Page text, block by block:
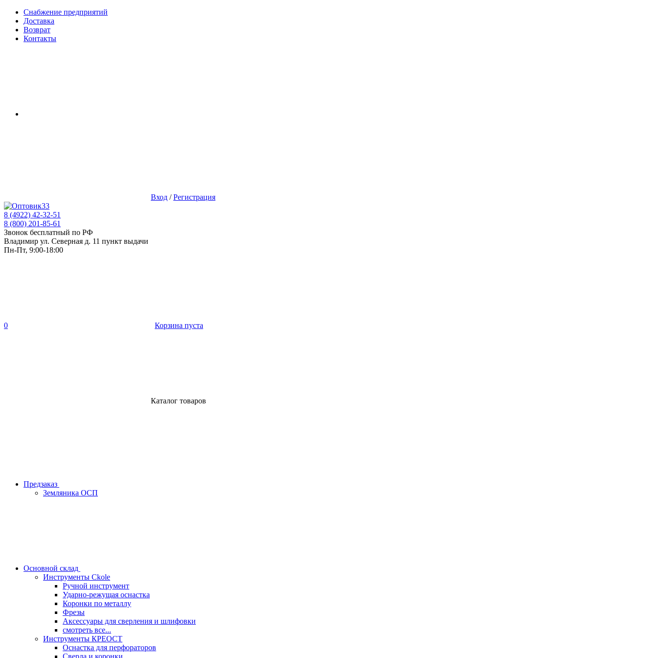
Снабжение предприятий
Доставка
Возврат
Контакты
Вход /Регистрация
8 (4922) 42-32-51
8 (800) 201-85-61
Звонок бесплатный по РФ
Владимир ул. Северная д. 11 пункт выдачи
Пн-Пт, 9:00-18:00
0 Корзина пуста
Каталог товаров
Предзаказ
Земляника ОСП
Основной склад
Инструменты Ckole
Ручной инструмент
Ударно‑режущая оснастка
Коронки по металлу
Фрезы
Аксессуары для сверления и шлифовки
смотреть все...
Инструменты КРЕОСТ
Оснастка для перфораторов
Сверла и коронки